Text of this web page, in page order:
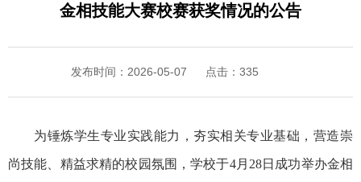
金相技能大赛校赛获奖情况的公告
发布时间：2026-05-07 点击： 335
为锤炼学生专业实践能力，夯实相关专业基础，营造崇
尚技能、精益求精的校园氛围，学校于4月28日成功举办金相